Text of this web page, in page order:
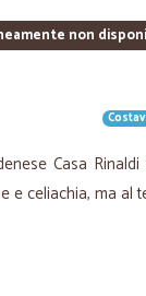
non
Casa
e celiachia, ma al